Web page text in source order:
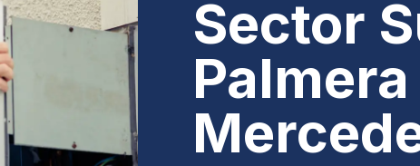
Sector
Palmera